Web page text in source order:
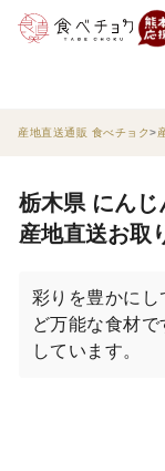
産地直送通販 食べチョク
栃木県 にんじ
産地直送お取
彩りを豊かに
ど万能な食材
しています。